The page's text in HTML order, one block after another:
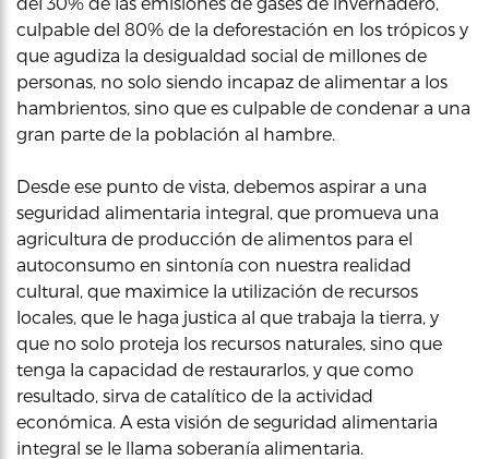
culpable del 80% de la deforestación en los trópicos y
que agudiza la desigualdad social de millones de
personas, no solo siendo incapaz de alimentar a los
hambrientos, sino que es culpable de condenar a una
gran parte de la población al hambre.
Desde ese punto de vista, debemos aspirar a una
seguridad alimentaria integral, que promueva una
agricultura de producción de alimentos para el
autoconsumo en sintonía con nuestra realidad
cultural, que maximice la utilización de recursos
locales, que le haga justica al que trabaja la tierra, y
que no solo proteja los recursos naturales, sino que
tenga la capacidad de restaurarlos, y que como
resultado, sirva de catalítico de la actividad
económica. A esta visión de seguridad alimentaria
integral se le llama soberanía alimentaria.